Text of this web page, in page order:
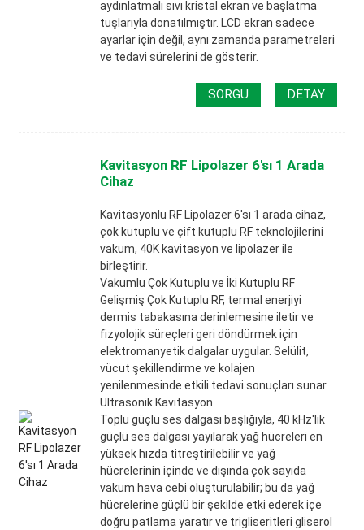
aydınlatmalı sıvı kristal ekran ve başlatma
tuşlarıyla donatılmıştır. LCD ekran sadece
ayarlar için değil, aynı zamanda parametreleri
ve tedavi sürelerini de gösterir.
SORGU DETAY
Kavitasyon RF Lipolazer 6'sı 1 Arada
Cihaz
Kavitasyonlu RF Lipolazer 6'sı 1 arada cihaz,
çok kutuplu ve çift kutuplu RF teknolojilerini
vakum, 40K kavitasyon ve lipolazer ile
birleştirir.
Vakumlu Çok Kutuplu ve İki Kutuplu RF
Gelişmiş Çok Kutuplu RF, termal enerjiyi
dermis tabakasına derinlemesine iletir ve
fizyolojik süreçleri geri döndürmek için
elektromanyetik dalgalar uygular. Selülit,
vücut şekillendirme ve kolajen
yenilenmesinde etkili tedavi sonuçları sunar.
Ultrasonik Kavitasyon
Toplu güçlü ses dalgası başlığıyla, 40 kHz'lik
güçlü ses dalgası yayılarak yağ hücreleri en
yüksek hızda titreştirilebilir ve yağ
hücrelerinin içinde ve dışında çok sayıda
vakum hava cebi oluşturulabilir; bu da yağ
hücrelerine güçlü bir şekilde etki ederek içe
doğru patlama yaratır ve trigliseritleri gliserol